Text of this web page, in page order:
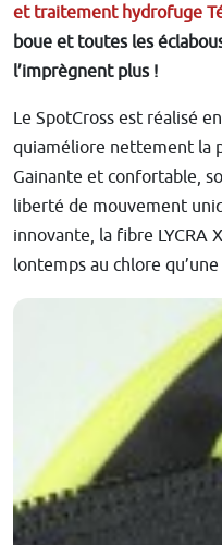
et traitement hydrofuge
boue et toutes les
l’imprègnent plus !
Le SpotCross est réalisé
quiaméliore nettement la
Gainante et confortable,
liberté de mouvement
innovante, la fibre LYCRA
lontemps au chlore